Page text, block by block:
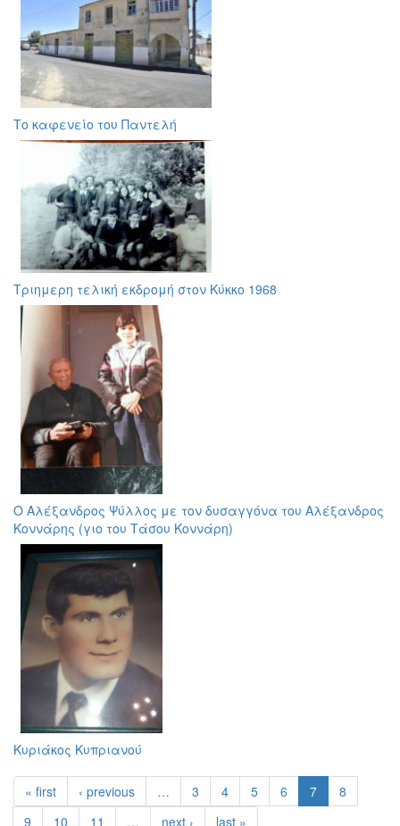
Το καφενείο του Παντελή
Τριημερη τελική εκδρομή στον Κύκκο 1968
Ο Αλέξανδρος Ψύλλος με τον δυσαγγόνα του Αλέξανδρος
Κοννάρης (γιο του Τάσου Κοννάρη)
Κυριάκος Κυπριανού
« first ‹ previous … 3 4 5 6 7
8
9
10 11 … next › last »